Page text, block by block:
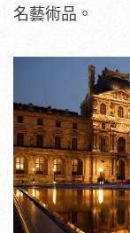
名藝術品。